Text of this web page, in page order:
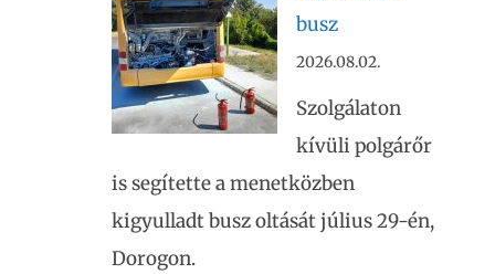
busz
2026.08.02.
Szolgálaton
kívüli polgárőr
is segítette a menetközben
kigyulladt busz oltását július 29-én,
Dorogon.